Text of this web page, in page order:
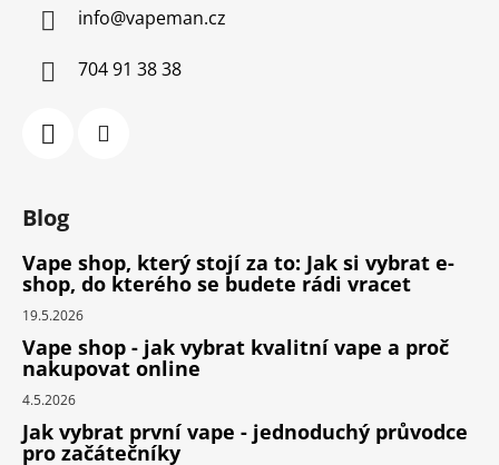
info@vapeman.cz
704 91 38 38
Blog
Vape shop, který stojí za to: Jak si vybrat e-
shop, do kterého se budete rádi vracet
19.5.2026
Vape shop - jak vybrat kvalitní vape a proč
nakupovat online
4.5.2026
Jak vybrat první vape - jednoduchý průvodce
pro začátečníky